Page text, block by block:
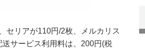
セリアが110円/2枚、メルカリス
サービス利用料は、200円(税